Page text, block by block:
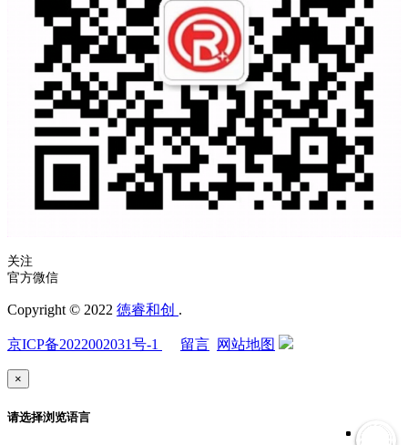
关注
官方微信
Copyright © 2022 徳睿和创 .
京ICP备2022002031号-1 留言 网站地图
×
请选择浏览语言